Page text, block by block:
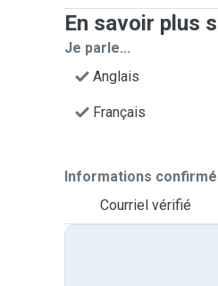
En savoir plus
Je parle...
Anglais
Français
Informations
Courriel vérifié